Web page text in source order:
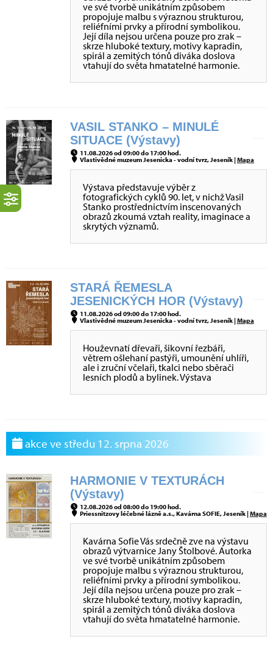
ve své tvorbě unikátním způsobem
propojuje malbu s výraznou strukturou,
reliéfními prvky a přírodní symbolikou.
Její díla nejsou určena pouze pro zrak –
skrze hluboké textury, motivy kapradin,
spirál a zemitých tónů diváka doslova
vtahují do světa hmatatelné harmonie.
VASIL STANKO – MINULÉ
SITUACE (Výstavy)
11.08.2026 od 09:00 do 17:00 hod.
Vlastivědné muzeum Jesenicka - vodní tvrz, Jeseník |Mapa
Výstava představuje výběr z
fotografických cyklů 90. let, v nichž Vasil
Stanko prostřednictvím inscenovaných
obrazů zkoumá vztah reality, imaginace a
skrytých významů.
STARÁ ŘEMESLA
JESENICKÝCH HOR (Výstavy)
11.08.2026 od 09:00 do 17:00 hod.
Vlastivědné muzeum Jesenicka - vodní tvrz, Jeseník |Mapa
Houževnatí dřevaři, šikovní řezbáři,
větrem ošlehaní pastýři, umounění uhlíři,
ale i zruční včelaři, tkalci nebo sběrači
lesních plodů a bylinek. Výstava
akce ve středu 12. srpna 2026
HARMONIE V TEXTURÁCH
(Výstavy)
12.08.2026 od 08:00 do 19:00 hod.
Priessnitzovy léčebné lázně a.s., Kavárna SOFIE, Jeseník |Mapa
Kavárna Sofie Vás srdečně zve na výstavu
obrazů výtvarnice Jany Štolbové. Autorka
ve své tvorbě unikátním způsobem
propojuje malbu s výraznou strukturou,
reliéfními prvky a přírodní symbolikou.
Její díla nejsou určena pouze pro zrak –
skrze hluboké textury, motivy kapradin,
spirál a zemitých tónů diváka doslova
vtahují do světa hmatatelné harmonie.